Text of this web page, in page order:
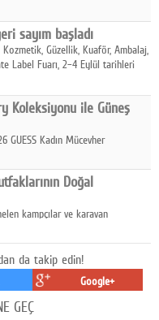
sayım başladı
Güzellik, Kuaför, Ambalaj,
Label Fuarı, 2–4 Eylül tarihleri
Koleksiyonu ile Güneş
GUESS Kadın Mücevher
Doğal
kampçılar ve karavan
bitkisel içerikli ürünleri tercih
da takip edin!
Google+
GEÇ